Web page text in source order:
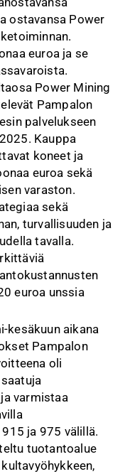
ostavansa Power
euroa ja se
Power Mining
Pampalon
palvelukseen
Kauppa
koneet ja
euroa sekä
varaston.
sekä
turvallisuuden ja
tavalla.
euroa unssia
kesäkuun aikana
Pampalon
oli
varmistaa
ja 975 välillä.
tuotantoalue